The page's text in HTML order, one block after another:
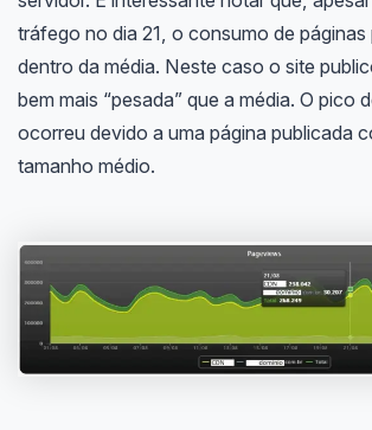
tráfego no dia 21, o consumo de páginas
dentro da média. Neste caso o site
bem mais “pesada” que a média. O pico
ocorreu devido a uma página publicada
tamanho médio.